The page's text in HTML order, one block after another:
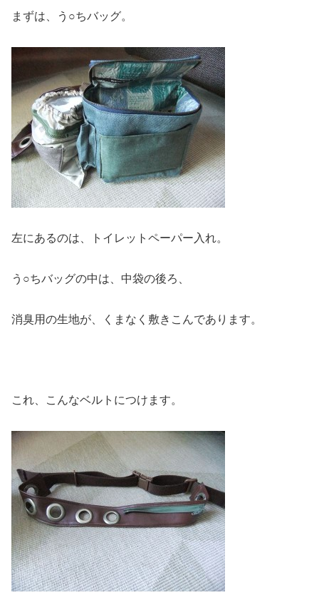
まずは、う○ちバッグ。
左にあるのは、トイレットペーパー入れ。
う○ちバッグの中は、中袋の後ろ、
消臭用の生地が、くまなく敷きこんであります。
これ、こんなベルトにつけます。